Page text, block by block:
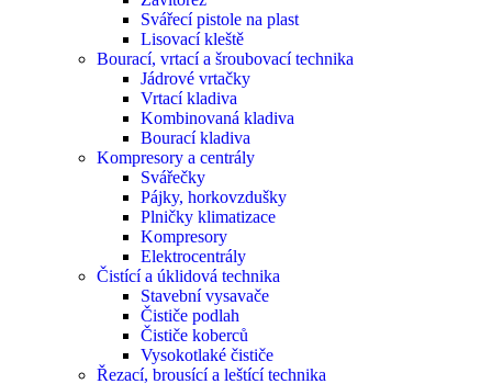
Svářecí pistole na plast
Lisovací kleště
Bourací, vrtací a šroubovací technika
Jádrové vrtačky
Vrtací kladiva
Kombinovaná kladiva
Bourací kladiva
Kompresory a centrály
Svářečky
Pájky, horkovzdušky
Plničky klimatizace
Kompresory
Elektrocentrály
Čistící a úklidová technika
Stavební vysavače
Čističe podlah
Čističe koberců
Vysokotlaké čističe
Řezací, brousící a leštící technika